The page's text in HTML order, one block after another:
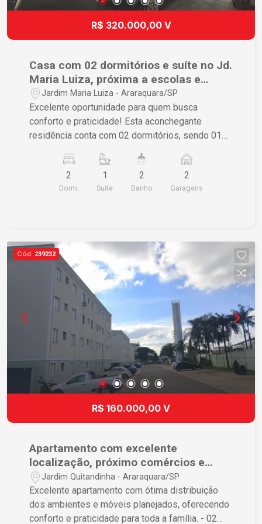
R$ 320.000,00 V
Casa com 02 dormitórios e suíte no Jd.
Maria Luiza, próxima a escolas e
comércios.
Jardim Maria Luiza - Araraquara/SP
Excelente oportunidade para quem busca
conforto e praticidade! Esta aconchegante
residência conta com 02 dormitórios, sendo 01
funcional, banheiro social, lavanderia e garagem
coberta para 02 veículos. Localizada em uma
região com fácil acesso a tudo o que você
comodidade para toda a família. Um imóvel ideal
para quem deseja morar bem, com conforto e em
uma localização estratégica. Agende sua visita e
venha conhecer!
2
Dorm.
1
Suite
2
Banho
2
Garagens
Cód. 239232
R$ 160.000,00 V
Apartamento com excelente
localização, próximo comércios e
escolas.
Jardim Quitandinha - Araraquara/SP
Excelente apartamento com ótima distribuição
dos ambientes e móveis planejados, oferecendo
conforto e praticidade para toda a família. - 02